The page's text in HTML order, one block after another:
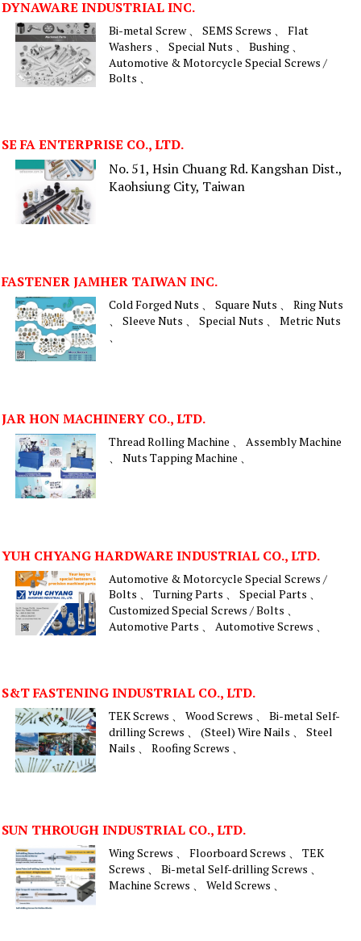
DYNAWARE INDUSTRIAL INC.
Bi-metal Screw 、 SEMS Screws 、 Flat
Washers 、 Special Nuts 、 Bushing 、
Automotive & Motorcycle Special Screws /
Bolts 、
SE FA ENTERPRISE CO., LTD.
No. 51, Hsin Chuang Rd. Kangshan Dist.,
Kaohsiung City, Taiwan
FASTENER JAMHER TAIWAN INC.
Cold Forged Nuts 、 Square Nuts 、 Ring Nuts
、 Sleeve Nuts 、 Special Nuts 、 Metric Nuts
、
JAR HON MACHINERY CO., LTD.
Thread Rolling Machine 、 Assembly Machine
、 Nuts Tapping Machine 、
YUH CHYANG HARDWARE INDUSTRIAL CO., LTD.
Automotive & Motorcycle Special Screws /
Bolts 、 Turning Parts 、 Special Parts 、
Customized Special Screws / Bolts 、
Automotive Parts 、 Automotive Screws 、
S&T FASTENING INDUSTRIAL CO., LTD.
TEK Screws 、 Wood Screws 、 Bi-metal Self-
drilling Screws 、 (Steel) Wire Nails 、 Steel
Nails 、 Roofing Screws 、
SUN THROUGH INDUSTRIAL CO., LTD.
Wing Screws 、 Floorboard Screws 、 TEK
Screws 、 Bi-metal Self-drilling Screws 、
Machine Screws 、 Weld Screws 、